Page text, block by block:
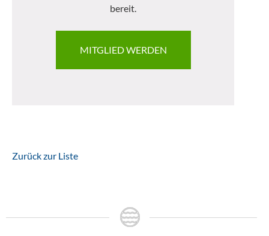
bereit.
MITGLIED WERDEN
Zurück zur Liste